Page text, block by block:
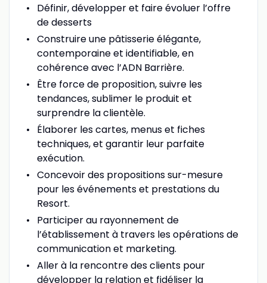
Définir, développer et faire évoluer l’offre
de desserts
Construire une pâtisserie élégante,
contemporaine et identifiable, en
cohérence avec l’ADN Barrière.
Être force de proposition, suivre les
tendances, sublimer le produit et
surprendre la clientèle.
Élaborer les cartes, menus et fiches
techniques, et garantir leur parfaite
exécution.
Concevoir des propositions sur-mesure
pour les événements et prestations du
Resort.
Participer au rayonnement de
l’établissement à travers les opérations de
communication et marketing.
Aller à la rencontre des clients pour
développer la relation et fidéliser la